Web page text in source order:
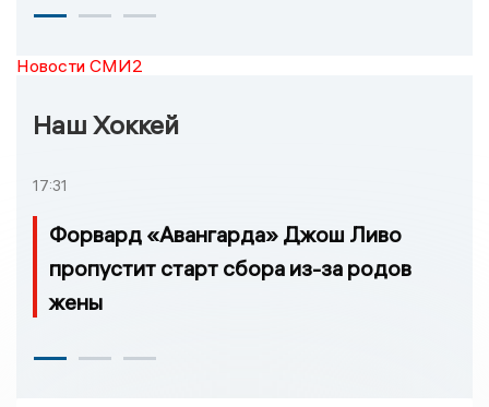
Новости СМИ2
Наш Хоккей
17:31
Форвард «Авангарда» Джош Ливо
пропустит старт сбора из-за родов
жены